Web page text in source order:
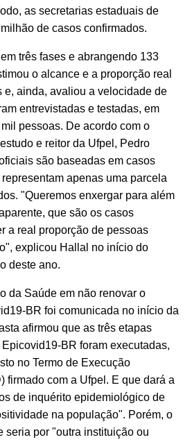
as secretarias estaduais de
de casos confirmados.
três fases e abrangendo 133
o alcance e a proporção real
e, ainda, avaliou a velocidade de
entrevistadas e testadas, em
pessoas. De acordo com o
e reitor da Ufpel, Pedro
são baseadas em casos
apenas uma parcela
"Queremos enxergar para além
que são os casos
a real proporção de pessoas
explicou Hallal no início do
deste ano.
da Saúde em não renovar o
BR foi comunicada no início da
afirmou que as três etapas
BR foram executadas,
no Termo de Execução
firmado com a Ufpel. E que dará a
de inquérito epidemiológico de
na população". Porém, o
seria por "outra instituição ou